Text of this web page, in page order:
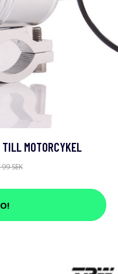
MOTORCYKEL
SEK